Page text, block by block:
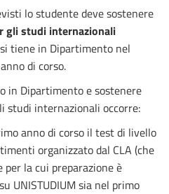
lo studente deve sostenere
gli studi internazionali
tiene in Dipartimento nel
di corso.
in Dipartimento e sostenere
studi internazionali occorre:
anno di corso il test di livello
organizzato dal CLA (che
la cui preparazione è
UNISTUDIUM sia nel primo